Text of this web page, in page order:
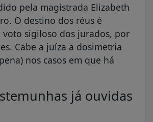
pela magistrada Elizabeth
O destino dos réus é
sigiloso dos jurados, por
Cabe a juíza a dosimetria
nos casos em que há
já ouvidas